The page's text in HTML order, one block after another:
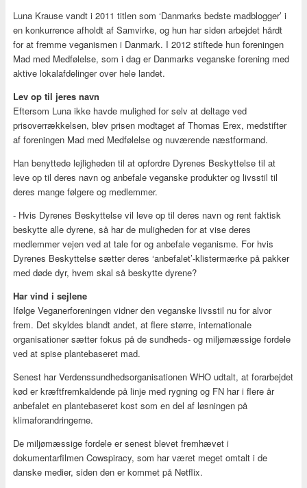
Luna Krause vandt i 2011 titlen som ‘Danmarks bedste madblogger’ i
en konkurrence afholdt af Samvirke, og hun har siden arbejdet hårdt
for at fremme veganismen i Danmark. I 2012 stiftede hun foreningen
Mad med Medfølelse, som i dag er Danmarks veganske forening med
aktive lokalafdelinger over hele landet.
Lev op til jeres navn
Eftersom Luna ikke havde mulighed for selv at deltage ved
prisoverrækkelsen, blev prisen modtaget af Thomas Erex, medstifter
af foreningen Mad med Medfølelse og nuværende næstformand.
Han benyttede lejligheden til at opfordre Dyrenes Beskyttelse til at
leve op til deres navn og anbefale veganske produkter og livsstil til
deres mange følgere og medlemmer.
- Hvis Dyrenes Beskyttelse vil leve op til deres navn og rent faktisk
beskytte alle dyrene, så har de muligheden for at vise deres
medlemmer vejen ved at tale for og anbefale veganisme. For hvis
Dyrenes Beskyttelse sætter deres ‘anbefalet’-klistermærke på pakker
med døde dyr, hvem skal så beskytte dyrene?
Har vind i sejlene
Ifølge Veganerforeningen vidner den veganske livsstil nu for alvor
frem. Det skyldes blandt andet, at flere større, internationale
organisationer sætter fokus på de sundheds- og miljømæssige fordele
ved at spise plantebaseret mad.
Senest har Verdenssundhedsorganisationen WHO udtalt, at forarbejdet
kød er kræftfremkaldende på linje med rygning og FN har i flere år
anbefalet en plantebaseret kost som en del af løsningen på
klimaforandringerne.
De miljømæssige fordele er senest blevet fremhævet i
dokumentarfilmen Cowspiracy, som har været meget omtalt i de
danske medier, siden den er kommet på Netflix.